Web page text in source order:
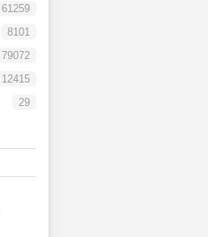
61259
8101
79072
12415
29